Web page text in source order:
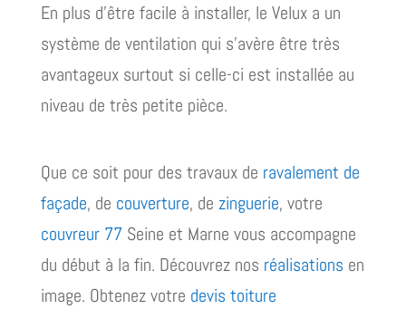
En plus d’être facile à installer, le Velux a un
système de ventilation qui s’avère être très
avantageux surtout si celle-ci est installée au
niveau de très petite pièce.
Que ce soit pour des travaux de ravalement de
façade, de couverture, de zinguerie, votre
couvreur 77Seine et Marne vous accompagne
du début à la fin. Découvrez nos réalisations en
image. Obtenez votre devis toiture